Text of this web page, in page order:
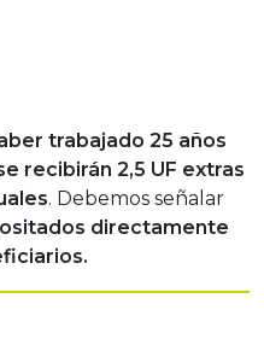
trabajado 25 años
recibirán 2,5 UF extras
. Debemos señalar
directamente